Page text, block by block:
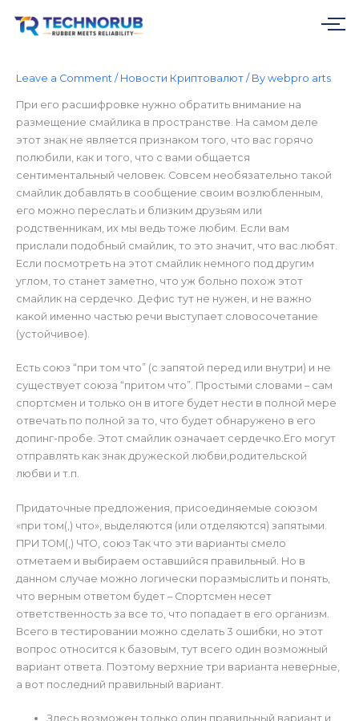
Leave a Comment / Новости Криптовалют/ By webpro arts
При его расшифровке нужно обратить внимание на
размещение смайлика в пространстве. На самом деле
этот знак не является признаком того, что вас горячо
полюбили, как и того, что с вами общается
сентиментальный человек. Совсем необязательно такой
смайлик добавлять в сообщение своим возлюбленным,
его можно переслать и близким друзьям или
родственникам, их мы ведь тоже любим. Если вам
прислали подобный смайлик, то это значит, что вас любят.
Если посмотреть на этот смайлик немного под другим
углом, то станет заметно, что уж больно похож этот
смайлик на сердечко. Дефис тут не нужен, и не важно
какой именно частью речи выступает словосочетание
(устойчивое).
Есть союз “при том что” (с запятой перед или внутри) и не
существует союза “притом что”. Простыми словами – сам
спортсмен и только он в итоге будет нести в полной мере
отвечать по полной за то, что будет обнаружено в его
допинг-пробе. Этот смайлик означает сердечко.Его могут
отправлять как знак дружеской любви,родительской
любви и т.п.
Придаточные предложения, присоединяемые союзом
«при том(,) что», выделяются (или отделяются) запятыми.
ПРИ ТОМ(,) ЧТО, союз Так что эти варианты смело
отметаем и выбираем оставшийся правильный. Но в
данном случае можно логически поразмыслить и понять,
что верным ответом будет – Спортсмен несет
ответственность за все то, что попадает в его организм.
Всего в тестировании можно сделать 3 ошибки, но этот
вопрос относится к базовым, тут всего один возможный
вариант ответа. Поэтому верхние три варианта неверные,
а вот последний правильный вариант.
Здесь возможен только один правильный вариант и